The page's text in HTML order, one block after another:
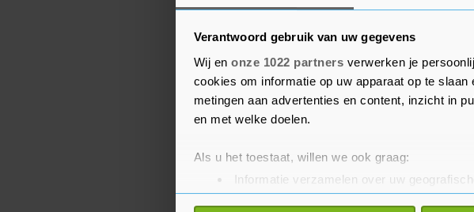
Verantwoord gebruik van uw gegevens
Wij en onze 1022 partners verwerken je
cookies om informatie op uw apparaat op te
metingen aan advertenties en content, inzicht in
en met welke doelen.
Als u het toestaat, willen we ook graag:
Informatie verzamelen over uw
Uw apparaat identificeren door het actief
brengen aan Het Modepunt aan de Ring
Annaland.
In de onderstaande promotievideo op
actie van vrijdag en zaterdag